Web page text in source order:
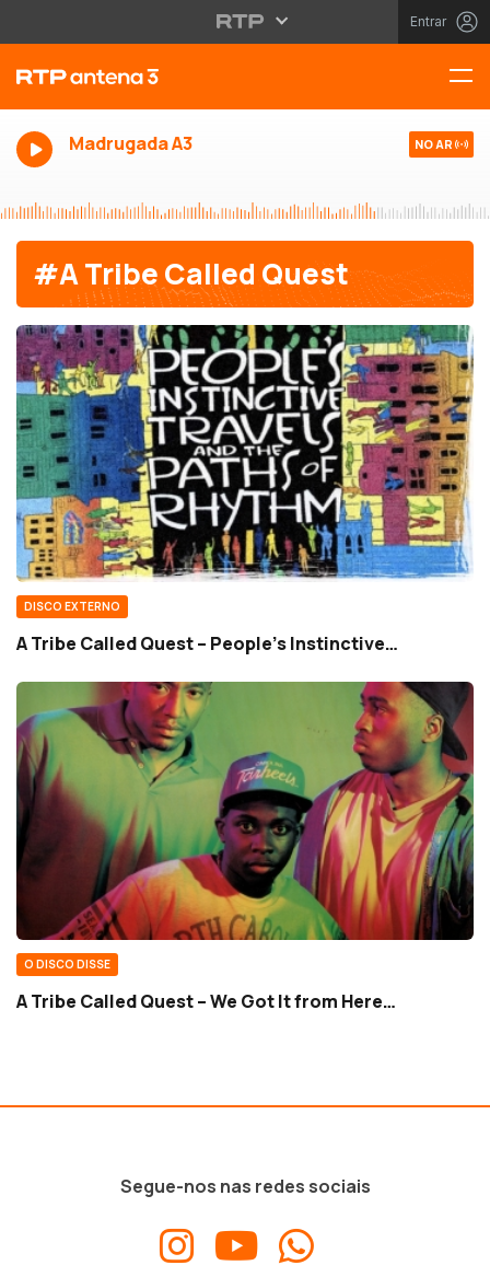
Entrar
Madrugada A3 NO AR
#A Tribe Called Quest
DISCO EXTERNO
A Tribe Called Quest – People’s Instinctive…
O DISCO DISSE
A Tribe Called Quest – We Got It from Here…
Segue-nos nas redes sociais